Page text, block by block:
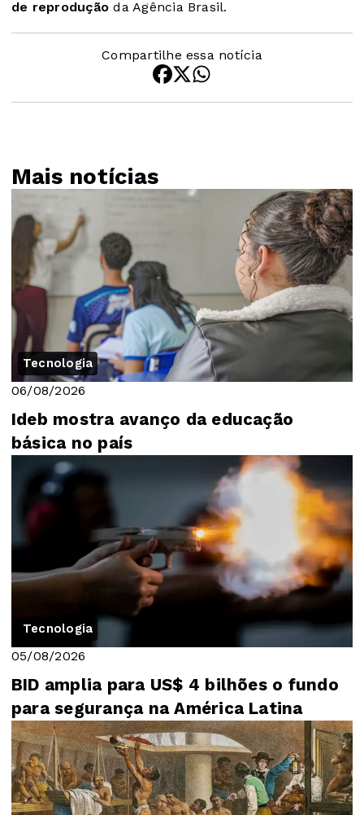
de reprodução da Agência Brasil.
Compartilhe essa notícia
Mais notícias
Tecnologia
06/08/2026
Ideb mostra avanço da educação
básica no país
Tecnologia
05/08/2026
BID amplia para US$ 4 bilhões o fundo
para segurança na América Latina